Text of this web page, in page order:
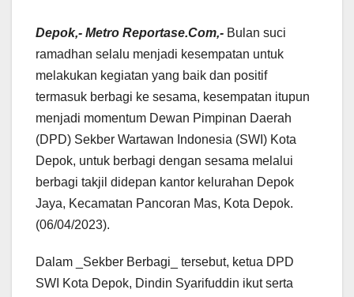
Depok,- Metro Reportase.Com,- Bulan suci
ramadhan selalu menjadi kesempatan untuk
melakukan kegiatan yang baik dan positif
termasuk berbagi ke sesama, kesempatan itupun
menjadi momentum Dewan Pimpinan Daerah
(DPD) Sekber Wartawan Indonesia (SWI) Kota
Depok, untuk berbagi dengan sesama melalui
berbagi takjil didepan kantor kelurahan Depok
Jaya, Kecamatan Pancoran Mas, Kota Depok.
(06/04/2023).
Dalam _Sekber Berbagi_ tersebut, ketua DPD
SWI Kota Depok, Dindin Syarifuddin ikut serta